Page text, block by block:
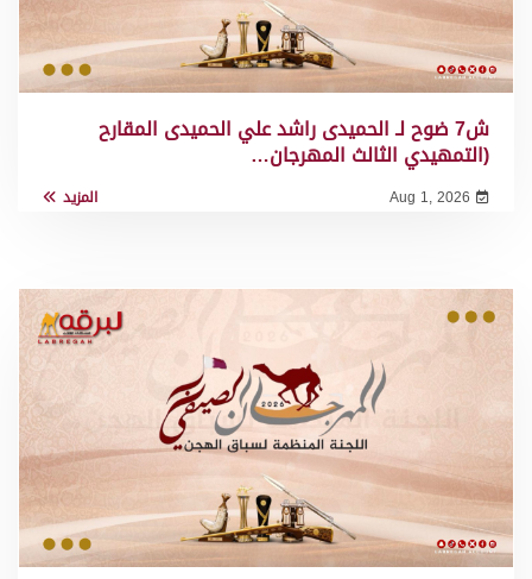
ش7 ضوح لـ الحميدى راشد علي الحميدى المقارح
(التمهيدي الثالث المهرجان…
Aug 1, 2026 المزيد